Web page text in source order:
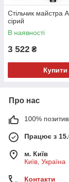
Стільчик майстра
сірий
В наявності
3 522 ₴
Купити
Про нас
100%
Працює з
м. Київ
Київ, Україна
Контакти